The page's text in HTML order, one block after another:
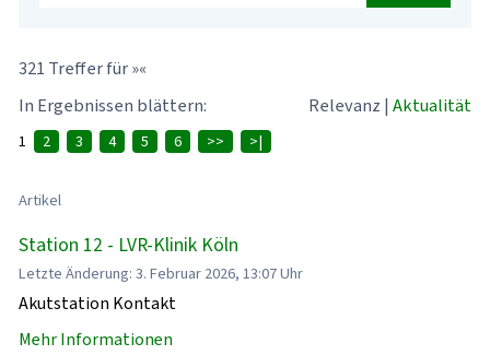
321 Treffer für »«
In Ergebnissen blättern:
Relevanz | Aktualität
1 2 3 4 5 6 >> >|
Artikel
Station 12 - LVR-Klinik Köln
Letzte Änderung: 3. Februar 2026, 13:07 Uhr
Akutstation Kontakt
Mehr Informationen